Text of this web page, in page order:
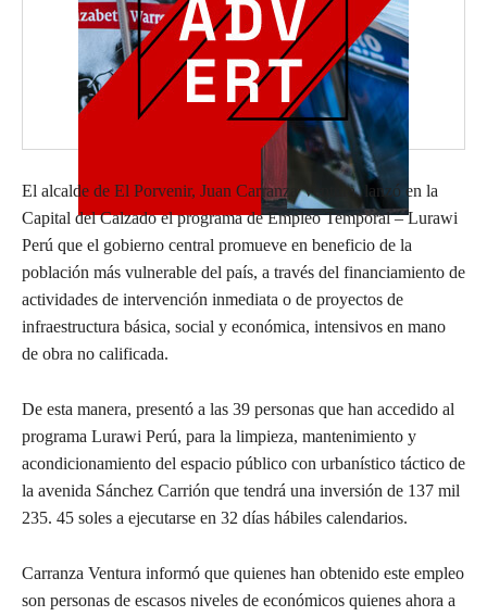
El alcalde de El Porvenir, Juan Carranza Ventura, lanzó en la
Capital del Calzado el programa de Empleo Temporal – Lurawi
Perú que el gobierno central promueve en beneficio de la
población más vulnerable del país, a través del financiamiento de
actividades de intervención inmediata o de proyectos de
infraestructura básica, social y económica, intensivos en mano
de obra no calificada.
De esta manera, presentó a las 39 personas que han accedido al
programa Lurawi Perú, para la limpieza, mantenimiento y
acondicionamiento del espacio público con urbanístico táctico de
la avenida Sánchez Carrión que tendrá una inversión de 137 mil
235. 45 soles a ejecutarse en 32 días hábiles calendarios.
Carranza Ventura informó que quienes han obtenido este empleo
son personas de escasos niveles de económicos quienes ahora a